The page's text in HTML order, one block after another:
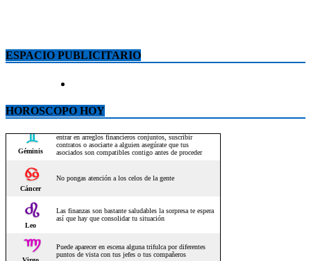
ESPACIO PUBLICITARIO
HOROSCOPO HOY